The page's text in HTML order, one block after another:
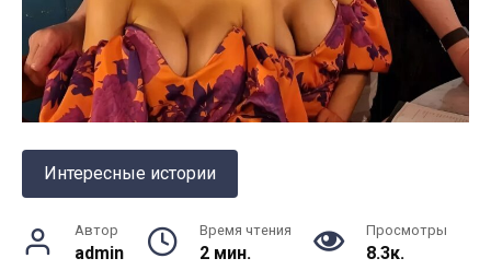
Интересные истории
Автор
admin
Время чтения
2 мин.
Просмотры
8.3к.